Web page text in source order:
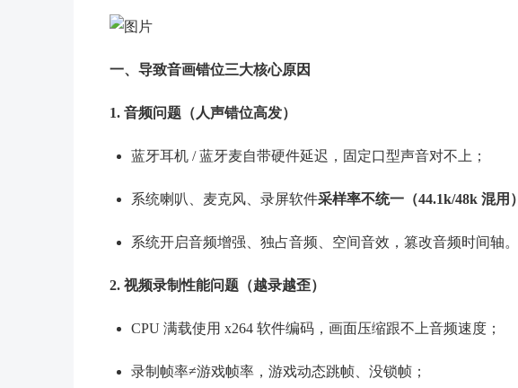
一、导致音画错位三大核心原因
1. 音频问题（人声错位高发）
蓝牙耳机 / 蓝牙麦自带硬件延迟，固定口型声音对不上；
系统喇叭、麦克风、录屏软件采样率不统一（44.1k/48k 混用）
系统开启音频增强、独占音频、空间音效，篡改音频时间轴。
2. 视频录制性能问题（越录越歪）
CPU 满载使用 x264 软件编码，画面压缩跟不上音频速度；
录制帧率≠游戏帧率，游戏动态跳帧、没锁帧；